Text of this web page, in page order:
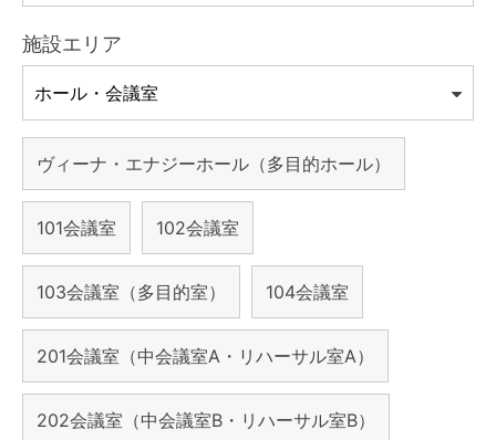
施設エリア
ヴィーナ・エナジーホール（多目的ホール）
101会議室 102会議室
103会議室（多目的室） 104会議室
201会議室（中会議室A・リハーサル室A）
202会議室（中会議室B・リハーサル室B）